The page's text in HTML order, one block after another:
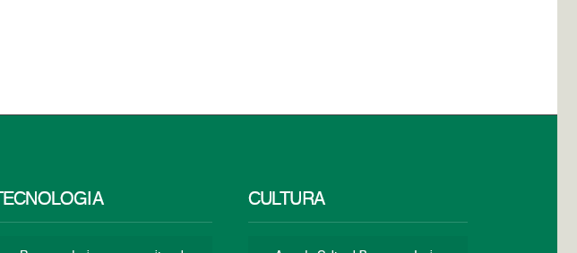
TECNOLOGÍA CULTURA